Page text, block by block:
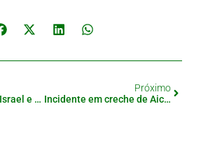
Cessar-fogo entre Israel e Hamas, primeiros reféns são liberados após acordo mediado
Próximo
Incidente em creche de Aichi bateria encontrada em sopa de missô